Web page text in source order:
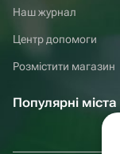
Наш журнал
Центр допомоги
Розмістити магазин
Популярні міста